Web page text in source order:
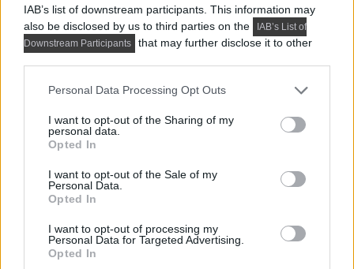
IAB’s list of downstream participants. This information may
also be disclosed by us to third parties on the
IAB’s List of
Downstream Participants
that may further disclose it to other
Please note that this website/app uses one or more Google
not limited to your visit or usage behaviour. You may click to
grant or deny consent to Google and its third-party tags to
use your data for below specified purposes in below Google
consent section.
Personal Data Processing Opt Outs
I want to opt-out of the Sharing of my
personal data.
Opted In
I want to opt-out of the Sale of my
Personal Data.
Opted In
I want to opt-out of processing my
Personal Data for Targeted Advertising.
Opted In
5 látványos hálószobai megoldás,
amelyet később könnyű megbánni